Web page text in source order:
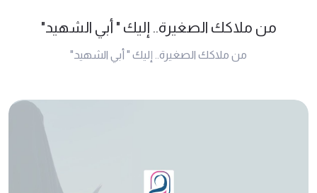
من ملاكك الصغيرة.. إليك " أبي الشهيد"
من ملاكك الصغيرة.. إليك " أبي الشهيد"